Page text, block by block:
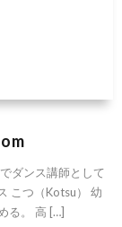
ダンス講師として
こつ（Kotsu） 幼
る。 高 […]